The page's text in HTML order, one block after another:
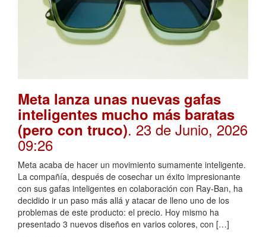
Meta lanza unas nuevas gafas
inteligentes mucho más baratas
(pero con truco). 23 de Junio, 2026
09:26
Meta acaba de hacer un movimiento sumamente inteligente.
La compañía, después de cosechar un éxito impresionante
con sus gafas inteligentes en colaboración con Ray-Ban, ha
decidido ir un paso más allá y atacar de lleno uno de los
problemas de este producto: el precio. Hoy mismo ha
presentado 3 nuevos diseños en varios colores, con […]